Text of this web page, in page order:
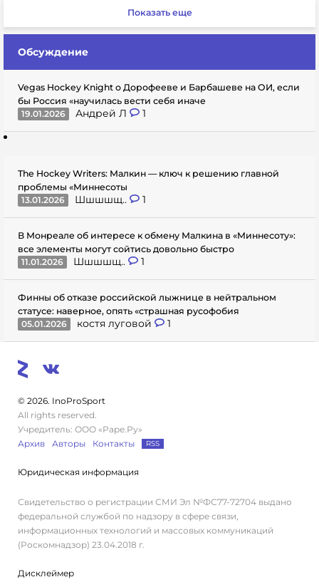
Показать еще
Обсуждение
Vegas Hockey Knight о Дорофееве и Барбашеве на ОИ, если
бы Россия «научилась вести себя иначе
19.01.2026
Андрей Л 1
The Hockey Writers: Малкин — ключ к решению главной
проблемы «Миннесоты
13.01.2026
Шшшшщ.. 1
В Монреале об интересе к обмену Малкина в «Миннесоту»:
все элементы могут сойтись довольно быстро
11.01.2026
Шшшшщ.. 1
Финны об отказе российской лыжнице в нейтральном
статусе: наверное, опять «страшная русофобия
05.01.2026
костя луговой 1
© 2026. InoProSport
All rights reserved.
Учредитель: ООО «Раре.Ру»
Архив
Авторы Контакты RSS
Юридическая информация
Свидетельство о регистрации СМИ Эл №ФС77-72704 выдано
федеральной службой по надзору в сфере связи,
информационных технологий и массовых коммуникаций
(Роскомнадзор) 23.04.2018 г.
Дисклеймер